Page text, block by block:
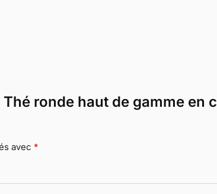
ronde haut de gamme en
avec *